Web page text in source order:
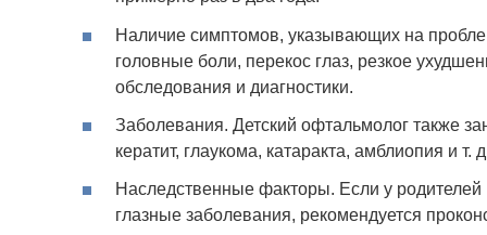
Наличие симптомов, указывающих на
головные боли, перекос глаз, резкое
обследования и диагностики.
Заболевания. Детский офтальмолог также
кератит, глаукома, катаракта, амблиопия и т.
Наследственные факторы. Если у
глазные заболевания, рекомендуется